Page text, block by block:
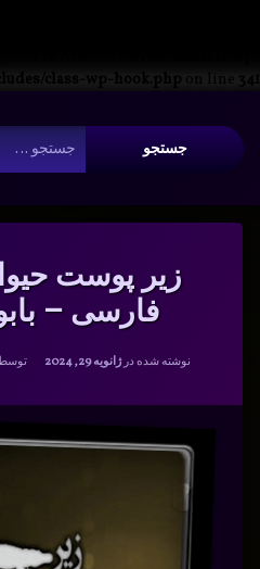
محتوا
زیر پوست
فارسی –
نوشته شده درژانویه 29, 2024